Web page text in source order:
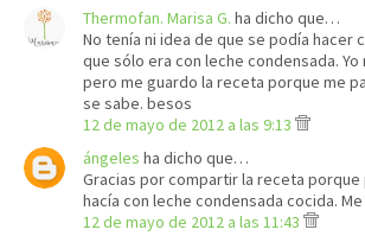
Thermofan. Marisa G. ha dicho que…
No tenía ni idea de que se podía hacer
que sólo era con leche condensada.
pero me guardo la receta porque me
se sabe. besos
12 de mayo de 2012 a las 9:13
ángeles ha dicho que…
Gracias por compartir la receta
hacía con leche condensada cocida. Me
12 de mayo de 2012 a las 11:43